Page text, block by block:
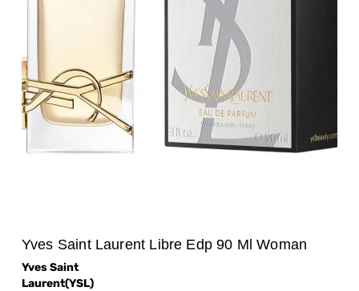
Yves Saint Laurent Libre Edp 90 Ml Woman
Yves Saint
Laurent(YSL)